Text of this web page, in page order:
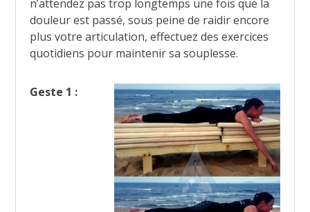
n’attendez pas trop longtemps une fois que la
douleur est passé, sous peine de raidir encore
plus votre articulation, effectuez des exercices
quotidiens pour maintenir sa souplesse.
Geste 1 :